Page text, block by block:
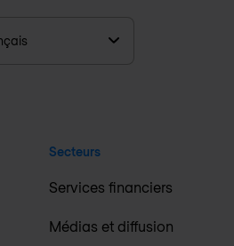
Secteurs
Services financiers
Médias et diffusion